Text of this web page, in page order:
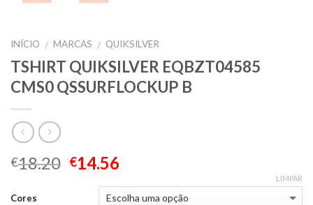
INÍCIO / MARCAS / QUIKSILVER
TSHIRT QUIKSILVER EQBZT04585
CMS0 QSSURFLOCKUP B
€18.20 €14.56
Cores
LIMPAR